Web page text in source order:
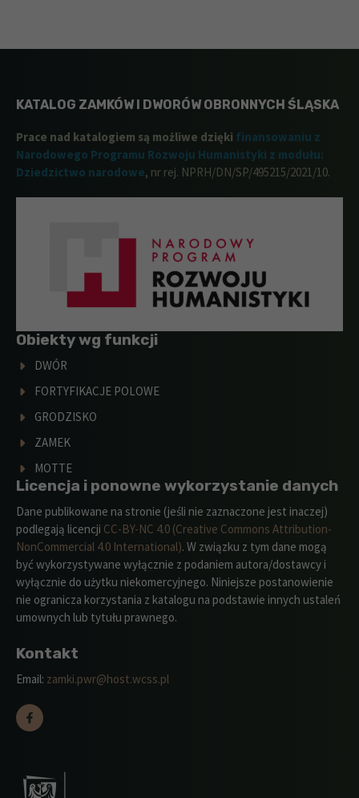
KATALOG ZAMKÓW I DWORÓW OBRONNYCH ŚLĄSKA
Prace nad katalogiem są możliwe dzięki finansowaniu z
Narodowego Programu Rozwoju Humanistyki z modułu:
Dziedzictwo narodowe, nr rej. NPRH/DN/SP/495215/2021/10.
Obiekty wg funkcji
DWÓR
FORTYFIKACJE POLOWE
GRODZISKO
ZAMEK
MOTTE
Licencja i ponowne wykorzystanie danych
Dane publikowane na stronie (jeśli nie zaznaczone jest inaczej)
podlegają licencji CC-BY-NC 4.0 (Creative Commons Attribution-
NonCommercial 4.0 International). W związku z tym dane mogą
być wykorzystywane wyłącznie z podaniem autora/dostawcy i
wyłącznie do użytku niekomercyjnego. Niniejsze postanowienie
nie ogranicza korzystania z katalogu na podstawie innych ustaleń
umownych lub tytułu prawnego.
Kontakt
Email: zamki.pwr@host.wcss.pl